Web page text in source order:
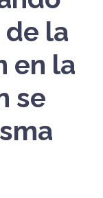
la
en la
se